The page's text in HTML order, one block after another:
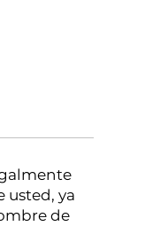
usted, ya
de